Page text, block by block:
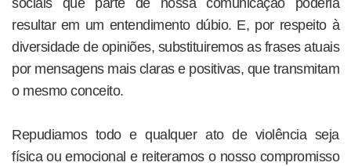
sociais que parte de nossa comunicação poderia
resultar em um entendimento dúbio. E, por respeito à
diversidade de opiniões, substituiremos as frases atuais
por mensagens mais claras e positivas, que transmitam
o mesmo conceito.
Repudiamos todo e qualquer ato de violência seja
física ou emocional e reiteramos o nosso compromisso